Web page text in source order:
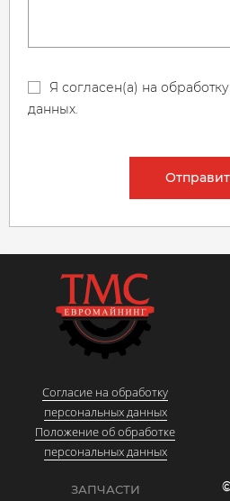
Я согласен(а) на
данных.
Согласие на обработку
персональных данных
Положение об обработке
персональных данных
ЗАПЧАСТИ